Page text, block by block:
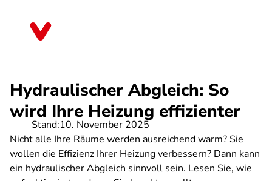
Hydraulischer Abgleich: So
wird Ihre Heizung effizienter
Stand:10. November 2025
Nicht alle Ihre Räume werden ausreichend warm? Sie
wollen die Effizienz Ihrer Heizung verbessern? Dann kann
ein hydraulischer Abgleich sinnvoll sein. Lesen Sie, wie